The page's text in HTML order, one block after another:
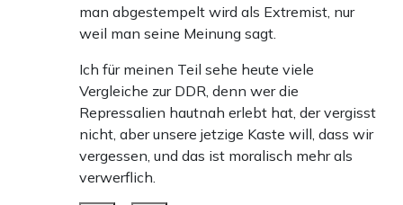
man abgestempelt wird als Extremist, nur
weil man seine Meinung sagt.
Ich für meinen Teil sehe heute viele
Vergleiche zur DDR, denn wer die
Repressalien hautnah erlebt hat, der vergisst
nicht, aber unsere jetzige Kaste will, dass wir
vergessen, und das ist moralisch mehr als
verwerflich.